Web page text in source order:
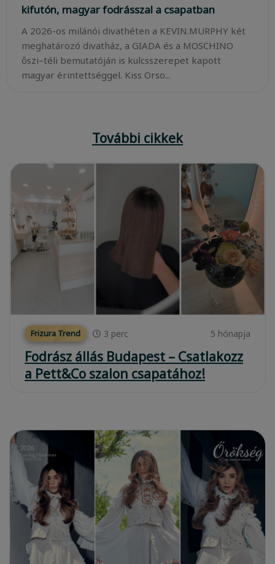
kifutón, magyar fodrásszal a csapatban
A 2026-os milánói divathéten a KEVIN.MURPHY két
meghatározó divatház, a GIADA és a MOSCHINO
őszi–téli bemutatóján is kulcsszerepet kapott
magyar érintettséggel. Kiss Orso...
További cikkek
Frizura Trend 3 perc 5 hónapja
Fodrász állás Budapest – Csatlakozz
a Pett&Co szalon csapatához!